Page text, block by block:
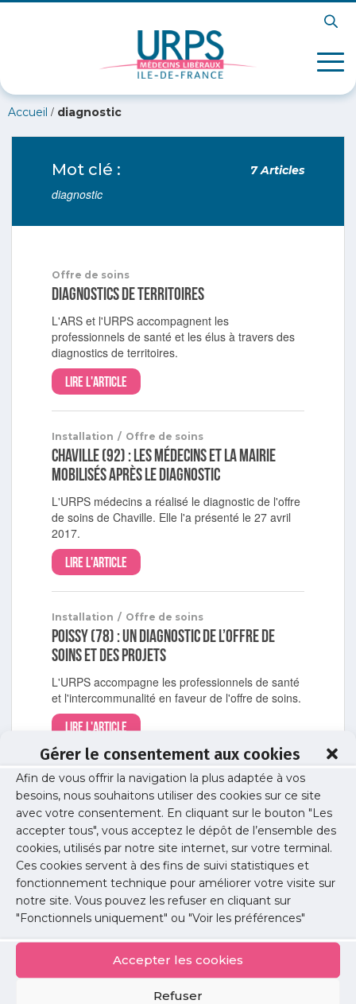
Gérer le consentement aux cookies
Afin de vous offrir la navigation la plus adaptée à vos
besoins, nous souhaitons utiliser des cookies sur ce site
avec votre consentement. En cliquant sur le bouton "Les
accepter tous", vous acceptez le dépôt de l’ensemble des
cookies, utilisés par notre site internet, sur votre terminal.
Ces cookies servent à des fins de suivi statistiques et
fonctionnement technique pour améliorer votre visite sur
notre site. Vous pouvez les refuser en cliquant sur
"Fonctionnels uniquement" ou "Voir les préférences"
Accepter les cookies
Refuser
Accueil / diagnostic
Mot clé : 7 Articles
diagnostic
Offre de soins
Diagnostics de territoires
L'ARS et l'URPS accompagnent les
professionnels de santé et les élus à travers des
diagnostics de territoires.
Lire l'article
Installation / Offre de soins
Chaville (92) : les médecins et la mairie
mobilisés après le diagnostic
L'URPS médecins a réalisé le diagnostic de l'offre
de soins de Chaville. Elle l'a présenté le 27 avril
2017.
Lire l'article
Installation / Offre de soins
Poissy (78) : un diagnostic de l’offre de
soins et des projets
L'URPS accompagne les professionnels de santé
et l'intercommunalité en faveur de l'offre de soins.
Lire l'article
Installation / Offre de soins
Compans (77) : un projet de structure
libérale de groupe sur les rails
L'URPS épaule deux jeunes médecins dans leur
projet de création d'une structure de groupe.
Lire l'article
Installation/ Offre de soins
Fontenay-Trésigny (77) : Projet de maison
médicale